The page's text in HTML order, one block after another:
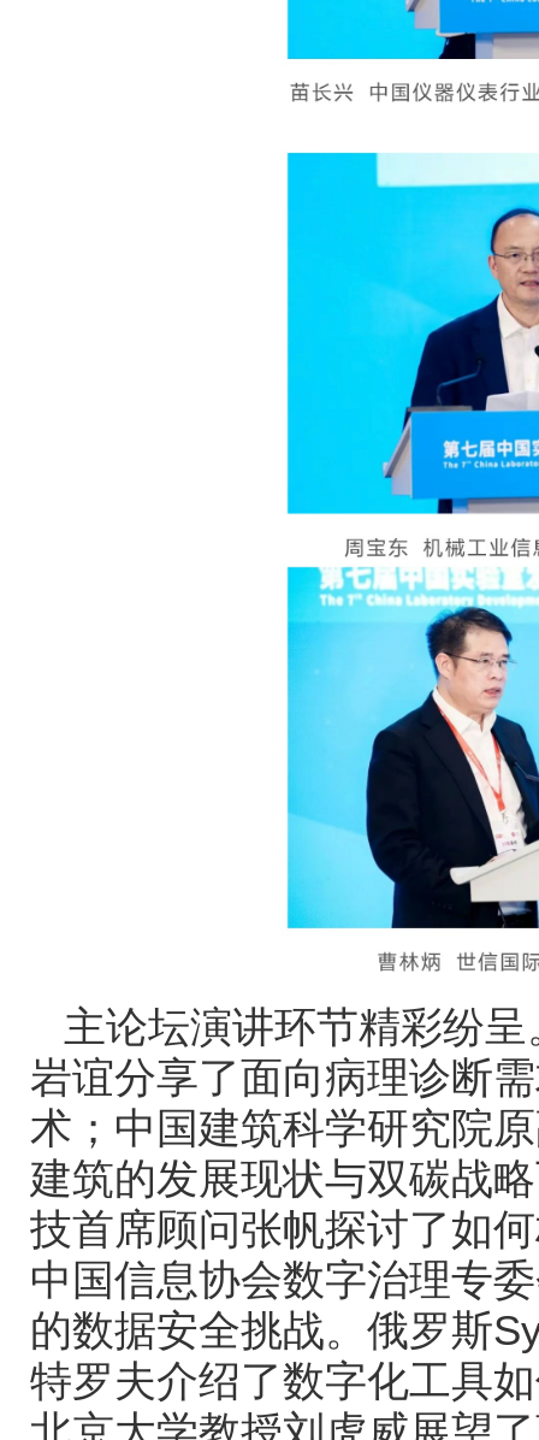
主论坛演讲环节精彩纷
岩谊分享了面向病理诊断
术；中国建筑科学研究院
建筑的发展现状与双碳战
技首席顾问张帆探讨了如
中国信息协会数字治理专
的数据安全挑战。俄罗斯
特罗夫介绍了数字化工具